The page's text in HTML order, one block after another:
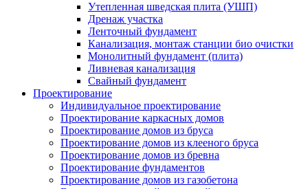
Утепленная шведская плита (УШП)
Дренаж участка
Ленточный фундамент
Канализация, монтаж станции био очистки
Монолитный фундамент (плита)
Ливневая канализация
Свайный фундамент
Проектирование
Индивидуальное проектирование
Проектирование каркасных домов
Проектирование домов из бруса
Проектирование домов из клееного бруса
Проектирование домов из бревна
Проектирование фундаментов
Проектирование домов из газобетона